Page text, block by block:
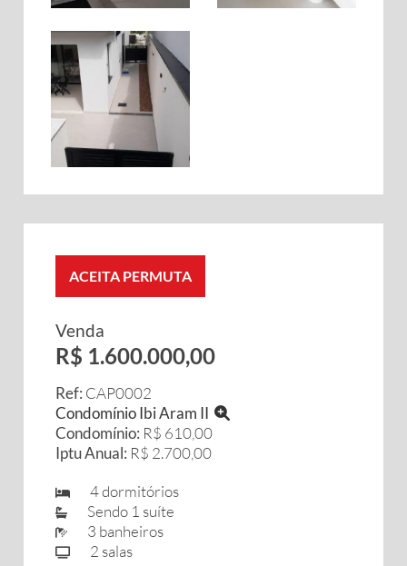
ACEITA PERMUTA
Venda
R$ 1.600.000,00
Ref: CAP0002
Condomínio Ibi Aram II
Condomínio: R$ 610,00
Iptu Anual: R$ 2.700,00
4 dormitórios
Sendo 1 suíte
3 banheiros
2 salas